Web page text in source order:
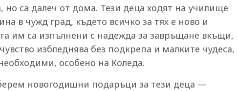
но са далеч от дома. Тези деца ходят на училище
в чужд град, където всичко за тях е ново и
им са изпълнени с надежда за завръщане вкъщи,
избледнява без подкрепа и малките чудеса,
особено на Коледа.
новогодишни подаръци за тези деца —